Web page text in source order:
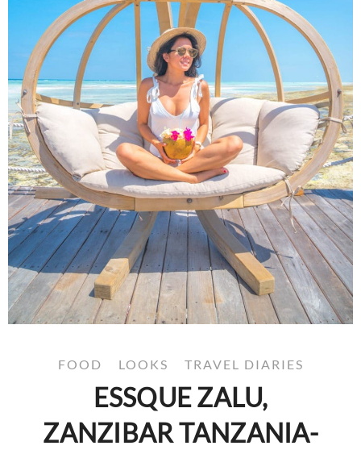
FOOD LOOKS TRAVEL DIARIES
ESSQUE ZALU,
ZANZIBAR TANZANIA-